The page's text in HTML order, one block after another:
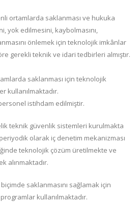
ortamlarda saklanması ve hukuka
yok edilmesini, kaybolmasını,
önlemek için teknolojik imkânlar
gerekli teknik ve idari tedbirleri almıştır.
saklanması için teknolojik
kullanılmaktadır.
istihdam edilmiştir.
teknik güvenlik sistemleri kurulmakta
olarak iç denetim mekanizması
teknolojik çözüm üretilmekte ve
alınmaktadır.
saklanmasını sağlamak için
kullanılmaktadır.